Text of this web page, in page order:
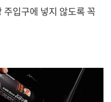
입구에 넣지 않도록 꼭